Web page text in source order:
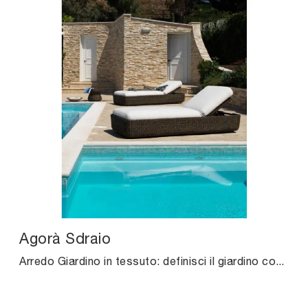
Agorà Sdraio
Arredo Giardino in tessuto: definisci il giardino con svariate offerte di sdraio della marca Unopiu.